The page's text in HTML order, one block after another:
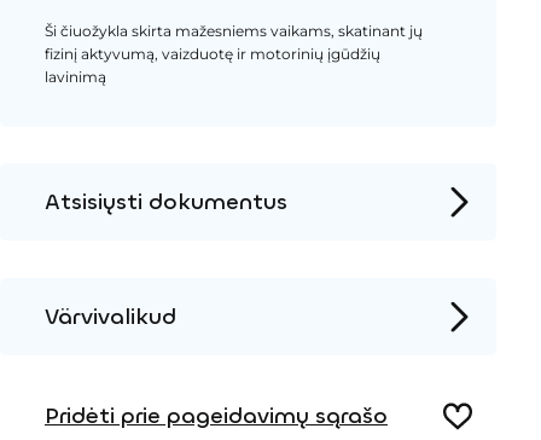
Ši čiuožykla skirta mažesniems vaikams, skatinant jų
fizinį aktyvumą, vaizduotę ir motorinių įgūdžių
lavinimą
Atsisiųsti dokumentus
3D DWG
Värvivalikud
Pridėti prie pageidavimų sąrašo